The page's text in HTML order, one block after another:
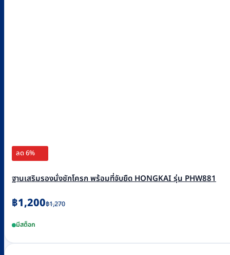
ลด 6%
ฐานเสริมรองนั่งชักโครก พร้อมที่จับยืด HONGKAI รุ่น PHW881
฿1,270
Original
price
was:
฿1,270.
฿1,200
Current
price
is:
฿1,200.
มีสต็อก